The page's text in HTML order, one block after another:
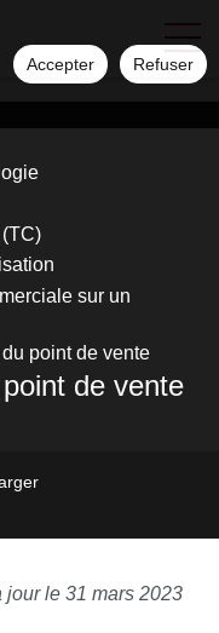
Accepter Refuser
sur un
point de vente
de vente
jour le 31 mars 2023